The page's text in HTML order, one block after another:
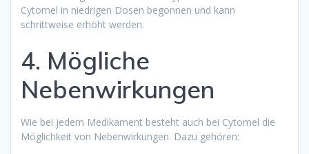
Cytomel in niedrigen Dosen begonnen und kann
schrittweise erhöht werden.
4. Mögliche
Nebenwirkungen
Wie bei jedem Medikament besteht auch bei Cytomel die
Möglichkeit von Nebenwirkungen. Dazu gehören: